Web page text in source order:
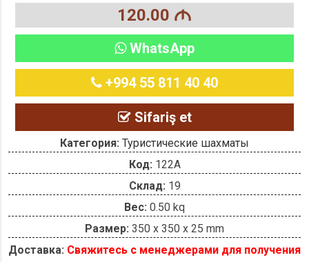
120.00 M
WhatsApp
+994 55 811 40 40
Sifariş et
Категория: Туристические шахматы
Код: 122A
Склад: 19
Вес: 0.50 kq
Размер: 350 x 350 x 25 mm
Доставка: Свяжитесь с менеджерами для получения